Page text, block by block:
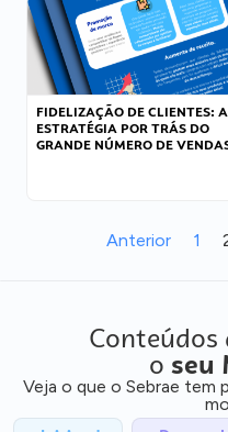
FIDELIZAÇÃO DE CLIENTES: A
ESTRATÉGIA POR TRÁS DO
GRANDE NÚMERO DE
Anterior 1
Conteúdos
o seu
Veja o que o Sebrae tem